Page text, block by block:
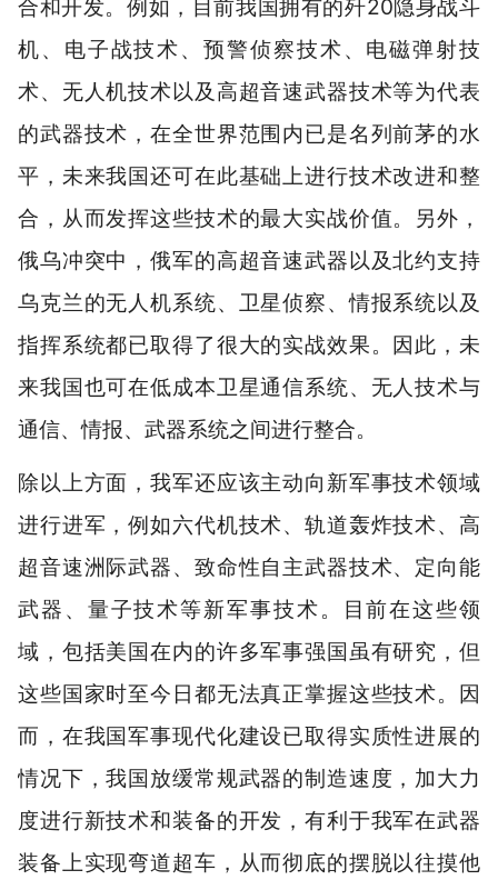
合和开发。例如，目前我国拥有的歼20隐身战斗
机、电子战技术、预警侦察技术、电磁弹射技
术、无人机技术以及高超音速武器技术等为代表
的武器技术，在全世界范围内已是名列前茅的水
平，未来我国还可在此基础上进行技术改进和整
合，从而发挥这些技术的最大实战价值。另外，
俄乌冲突中，俄军的高超音速武器以及北约支持
乌克兰的无人机系统、卫星侦察、情报系统以及
指挥系统都已取得了很大的实战效果。因此，未
来我国也可在低成本卫星通信系统、无人技术与
通信、情报、武器系统之间进行整合。
除以上方面，我军还应该主动向新军事技术领域
进行进军，例如六代机技术、轨道轰炸技术、高
超音速洲际武器、致命性自主武器技术、定向能
武器、量子技术等新军事技术。目前在这些领
域，包括美国在内的许多军事强国虽有研究，但
这些国家时至今日都无法真正掌握这些技术。因
而，在我国军事现代化建设已取得实质性进展的
情况下，我国放缓常规武器的制造速度，加大力
度进行新技术和装备的开发，有利于我军在武器
装备上实现弯道超车，从而彻底的摆脱以往摸他